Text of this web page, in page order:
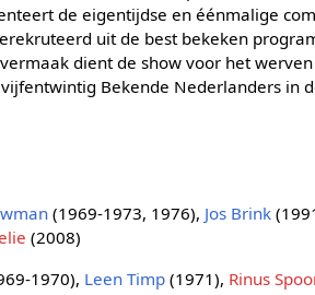
de eigentijdse en éénmalige
uit de best bekeken
dient de show voor het
Bekende Nederlanders in
(1969-1973, 1976), Jos Brink
(2008)
1970), Leen Timp (1971), Rinus